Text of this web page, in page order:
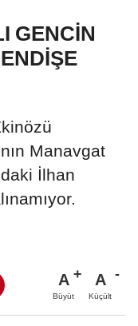
GENCİN
Manavgat
İlhan
A
Büyüt
A
Küçült